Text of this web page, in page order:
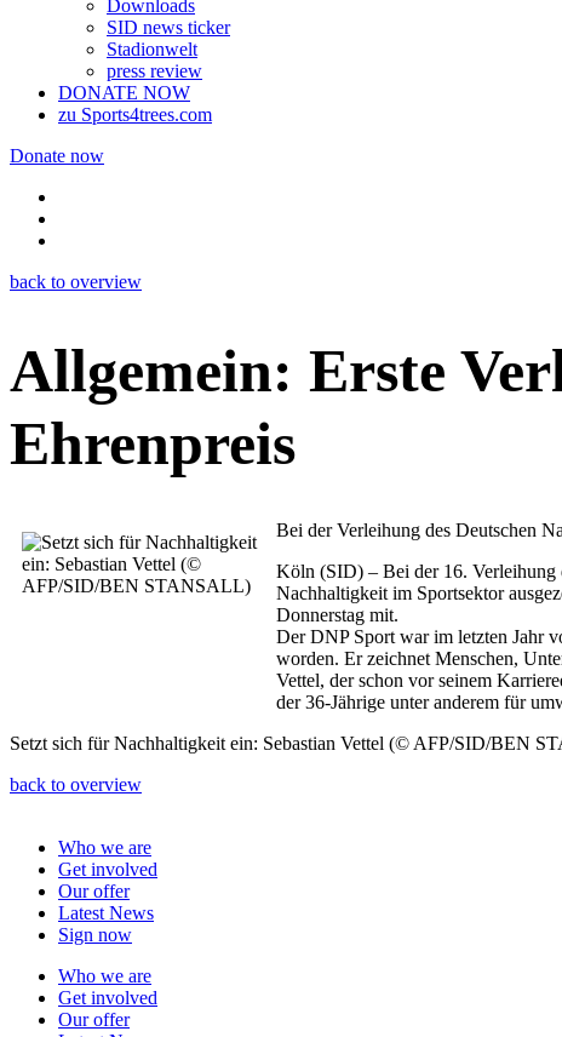
Downloads
SID news ticker
Stadionwelt
press review
DONATE NOW
zu Sports4trees.com
Donate now
back to overview
Allgemein: Erste
Ehrenpreis
Bei der Verleihung des Deutschen
Köln (SID) – Bei der 16. Verleihung
Nachhaltigkeit im Sportsektor
Donnerstag mit.
Der DNP Sport war im letzten Jahr
worden. Er zeichnet Menschen,
Vettel, der schon vor seinem
der 36-Jährige unter anderem für
Setzt sich für Nachhaltigkeit ein: Sebastian Vettel (© AFP/SID/BEN
back to overview
Who we are
Get involved
Our offer
Latest News
Sign now
Who we are
Get involved
Our offer